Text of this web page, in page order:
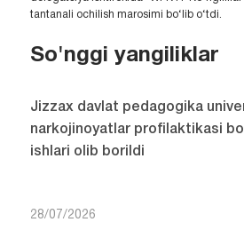
tantanali ochilish marosimi bo‘lib o‘tdi.
So'nggi yangiliklar
Jizzax davlat pedagogika
narkojinoyatlar profilaktikasi
ishlari olib borildi
28/07/2026